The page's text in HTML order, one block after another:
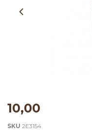
10,00
SKU 2E3154